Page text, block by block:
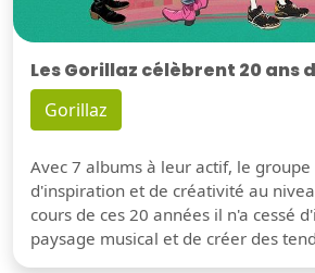
Les Gorillaz célèbrent 20 ans
Gorillaz
Avec 7 albums à leur actif, le groupe
d'inspiration et de créativité au
cours de ces 20 années il n'a cessé
paysage musical et de créer des